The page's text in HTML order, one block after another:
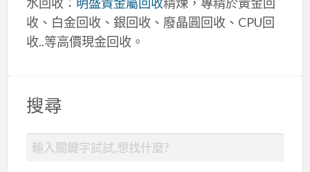
水回收： 明盛貴金屬回收精煉，專精於黃金回
收、白金回收、銀回收、廢晶圓回收、CPU回
收..等高價現金回收。
搜尋